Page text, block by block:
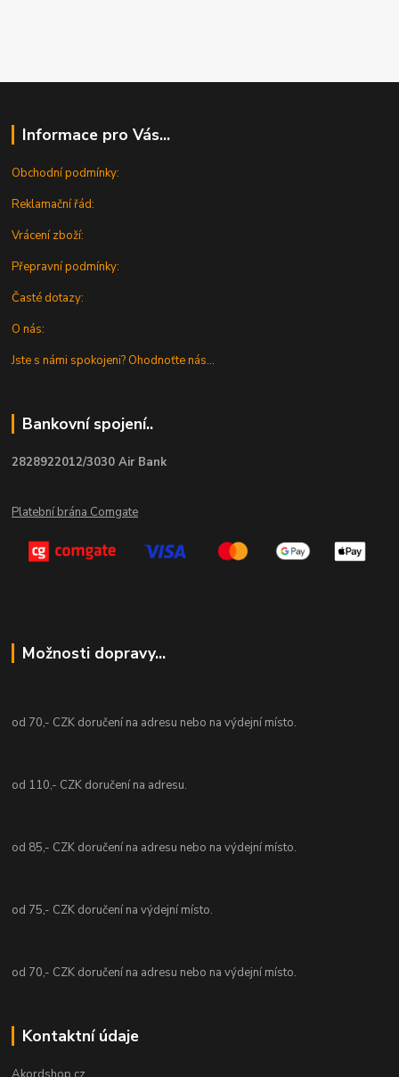
Informace pro Vás...
Obchodní podmínky:
Reklamační řád:
Vrácení zboží:
Přepravní podmínky:
Časté dotazy:
O nás:
Jste s námi spokojeni? Ohodnoťte nás...
Bankovní spojení..
2828922012/3030 Air Bank
Platební brána Comgate
Možnosti dopravy...
od 70,- CZK doručení na adresu nebo na výdejní místo.
od 110,- CZK doručení na adresu.
od 85,- CZK doručení na adresu nebo na výdejní místo.
od 75,- CZK doručení na výdejní místo.
od 70,- CZK doručení na adresu nebo na výdejní místo.
Kontaktní údaje